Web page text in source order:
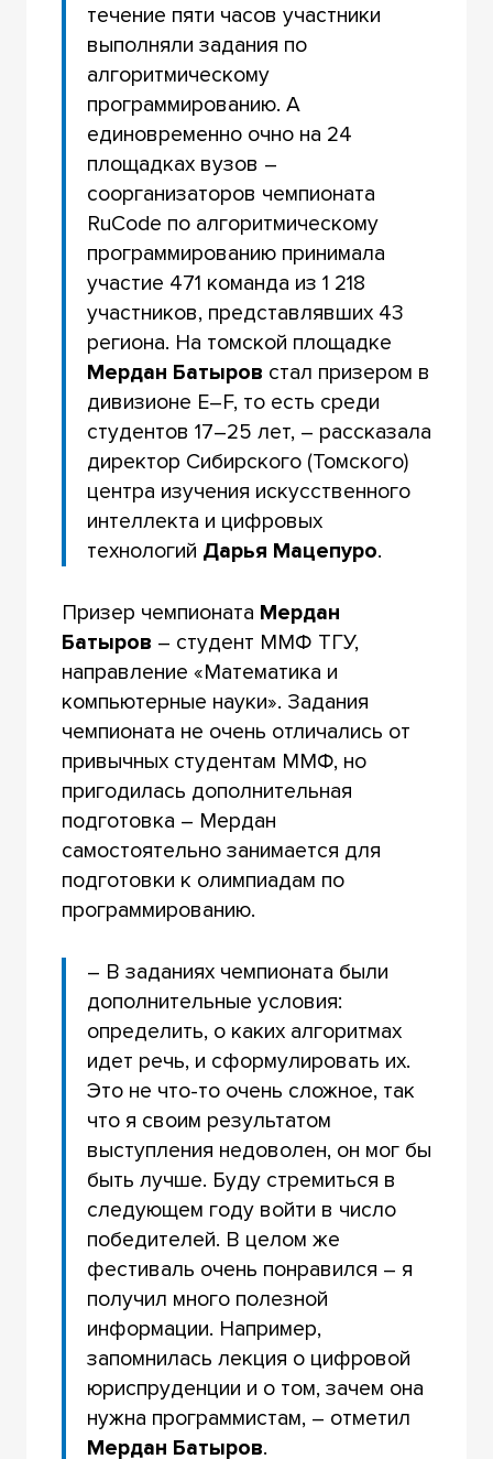
течение пяти часов участники
выполняли задания по
алгоритмическому
программированию. А
единовременно очно на 24
площадках вузов –
соорганизаторов чемпионата
RuCode по алгоритмическому
программированию принимала
участие 471 команда из 1 218
участников, представлявших 43
региона. На томской площадке
Мердан Батыров стал призером в
дивизионе Е–F, то есть среди
студентов 17–25 лет, – рассказала
директор Сибирского (Томского)
центра изучения искусственного
интеллекта и цифровых
технологий Дарья Мацепуро.
Призер чемпионата Мердан
Батыров – студент ММФ ТГУ,
направление «Математика и
компьютерные науки». Задания
чемпионата не очень отличались от
привычных студентам ММФ, но
пригодилась дополнительная
подготовка – Мердан
самостоятельно занимается для
подготовки к олимпиадам по
программированию.
– В заданиях чемпионата были
дополнительные условия:
определить, о каких алгоритмах
идет речь, и сформулировать их.
Это не что-то очень сложное, так
что я своим результатом
выступления недоволен, он мог бы
быть лучше. Буду стремиться в
следующем году войти в число
победителей. В целом же
фестиваль очень понравился – я
получил много полезной
информации. Например,
запомнилась лекция о цифровой
юриспруденции и о том, зачем она
нужна программистам, – отметил
Мердан Батыров.